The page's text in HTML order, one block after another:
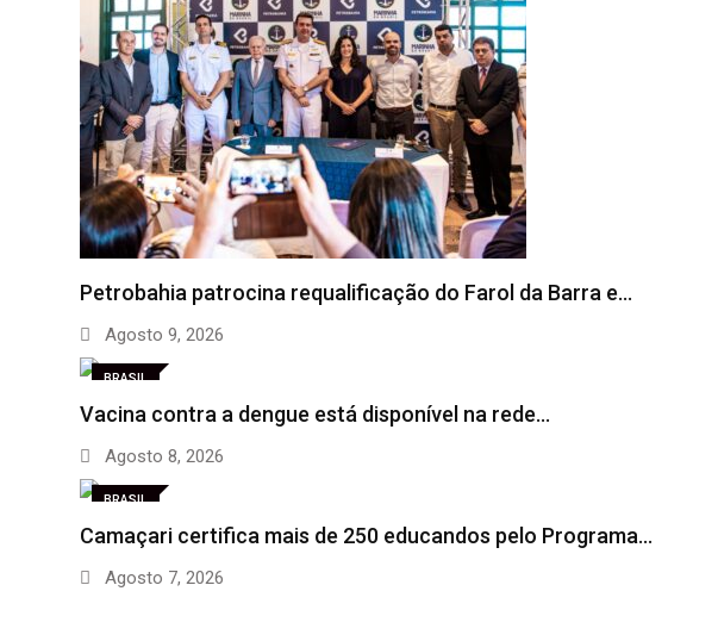
Petrobahia patrocina requalificação do Farol da Barra e…
Agosto 9, 2026
BRASIL
Vacina contra a dengue está disponível na rede…
Agosto 8, 2026
BRASIL
Camaçari certifica mais de 250 educandos pelo Programa…
Agosto 7, 2026